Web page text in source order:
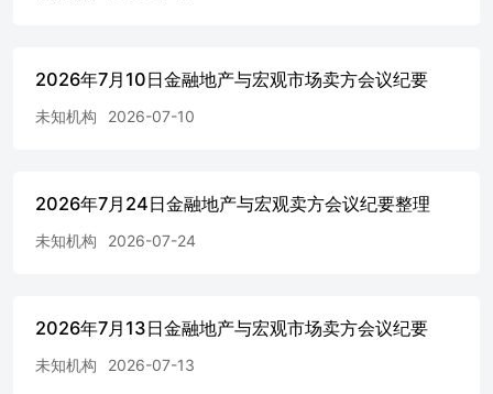
2026年7月10日金融地产与宏观市场卖方会议纪要
未知机构 2026-07-10
2026年7月24日金融地产与宏观卖方会议纪要整理
未知机构 2026-07-24
2026年7月13日金融地产与宏观市场卖方会议纪要
未知机构 2026-07-13